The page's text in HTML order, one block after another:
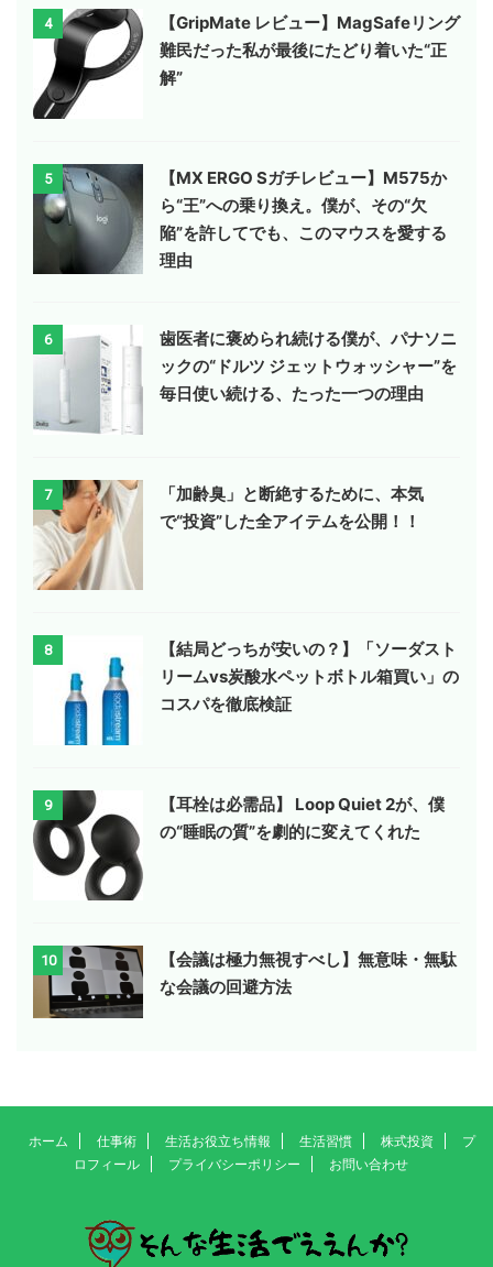
4
【GripMate レビュー】MagSafeリング
難民だった私が最後にたどり着いた“正
解”
5
【MX ERGO Sガチレビュー】M575か
ら“王”への乗り換え。僕が、その“欠
陥”を許してでも、このマウスを愛する
理由
6
歯医者に褒められ続ける僕が、パナソニ
ックの“ドルツ ジェットウォッシャー”を
毎日使い続ける、たった一つの理由
7
「加齢臭」と断絶するために、本気
で“投資”した全アイテムを公開！！
8
【結局どっちが安いの？】「ソーダスト
リームvs炭酸水ペットボトル箱買い」の
コスパを徹底検証
9
【耳栓は必需品】 Loop Quiet 2が、僕
の“睡眠の質”を劇的に変えてくれた
10
【会議は極力無視すべし】無意味・無駄
な会議の回避方法
ホーム 仕事術 生活お役立ち情報 生活習慣 株式投資
プ
ロフィール
プライバシーポリシー お問い合わせ